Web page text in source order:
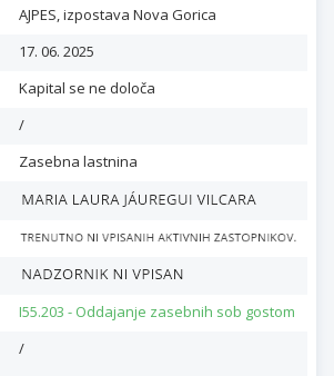
AJPES, izpostava Nova Gorica
17. 06. 2025
Kapital se ne določa
/
Zasebna lastnina
I55.203 - Oddajanje zasebnih sob gostom
/